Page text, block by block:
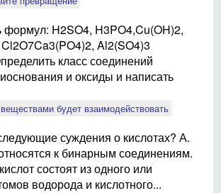
формул: H2SO4, H3PO4,Cu(OH)2,
Al2(SO4)3
класс соединений
и оксиды и написать
будет взаимодействовать
суждения о кислотах? А.
к бинарным соединениям.
состоят из одного или
водорода и кислотного...